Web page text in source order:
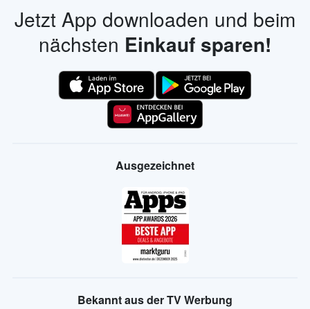
Jetzt App downloaden und beim
nächsten Einkauf sparen!
Ausgezeichnet
Bekannt aus der TV Werbung